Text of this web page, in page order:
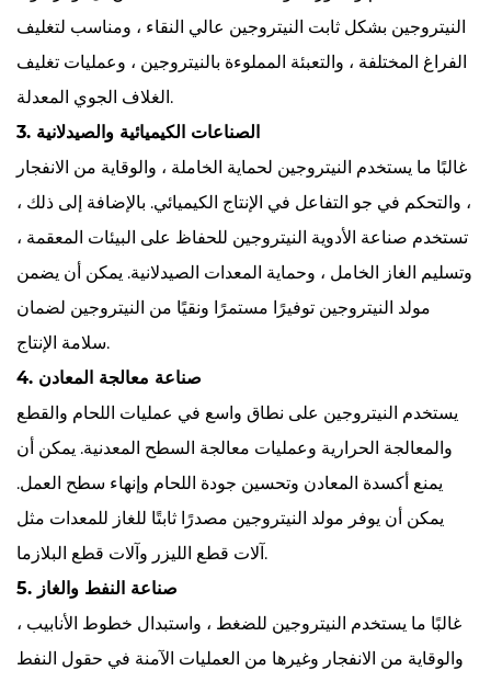
النيتروجين بشكل ثابت النيتروجين عالي النقاء ، ومناسب لتغليف
الفراغ المختلفة ، والتعبئة المملوءة بالنيتروجين ، وعمليات تغليف
الغلاف الجوي المعدلة.
3. الصناعات الكيميائية والصيدلانية
غالبًا ما يستخدم النيتروجين لحماية الخاملة ، والوقاية من الانفجار
، والتحكم في جو التفاعل في الإنتاج الكيميائي. بالإضافة إلى ذلك ،
تستخدم صناعة الأدوية النيتروجين للحفاظ على البيئات المعقمة ،
وتسليم الغاز الخامل ، وحماية المعدات الصيدلانية. يمكن أن يضمن
مولد النيتروجين توفيرًا مستمرًا ونقيًا من النيتروجين لضمان
سلامة الإنتاج.
4. صناعة معالجة المعادن
يستخدم النيتروجين على نطاق واسع في عمليات اللحام والقطع
والمعالجة الحرارية وعمليات معالجة السطح المعدنية. يمكن أن
يمنع أكسدة المعادن وتحسين جودة اللحام وإنهاء سطح العمل.
يمكن أن يوفر مولد النيتروجين مصدرًا ثابتًا للغاز للمعدات مثل
آلات قطع الليزر وآلات قطع البلازما.
5. صناعة النفط والغاز
غالبًا ما يستخدم النيتروجين للضغط ، واستبدال خطوط الأنابيب ،
والوقاية من الانفجار وغيرها من العمليات الآمنة في حقول النفط